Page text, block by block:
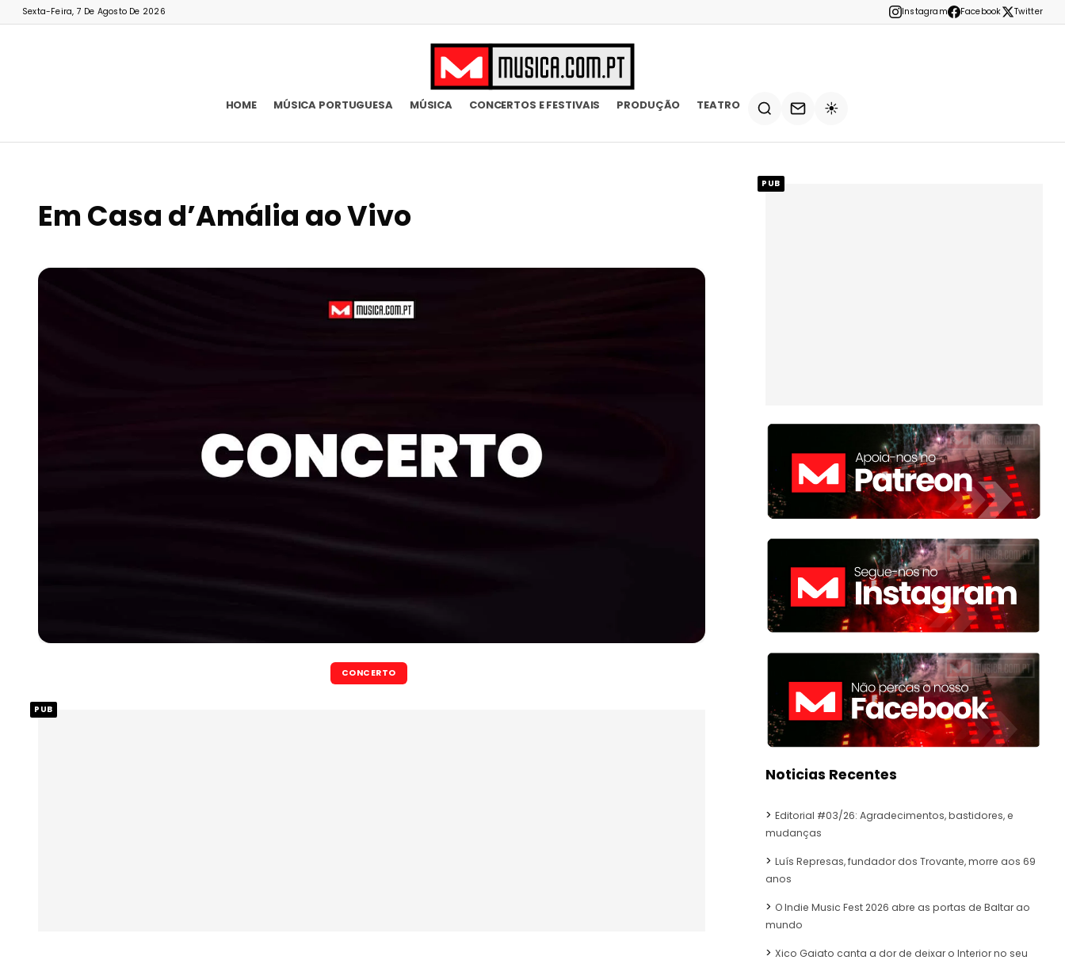
Sexta-Feira, 7 De Agosto De 2026 Instagram Facebook Twitter
HOME MÚSICA PORTUGUESA MÚSICA CONCERTOS E FESTIVAIS PRODUÇÃO TEATRO ☀️
Em Casa d’Amália ao Vivo
CONCERTO
PUB
PUB
Noticias Recentes
Editorial #03/26: Agradecimentos, bastidores, e
mudanças
Luís Represas, fundador dos Trovante, morre aos 69
anos
O Indie Music Fest 2026 abre as portas de Baltar ao
mundo
Xico Gaiato canta a dor de deixar o Interior no seu